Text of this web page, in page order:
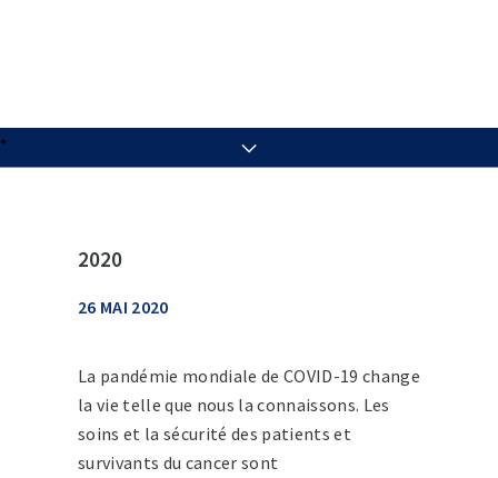
2020
26 MAI 2020
La pandémie mondiale de COVID-19 change
la vie telle que nous la connaissons. Les
soins et la sécurité des patients et
survivants du cancer sont